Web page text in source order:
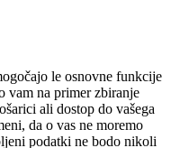
le osnovne funkcije
vam na primer zbiranje
ali dostop do vašega
da o vas ne moremo
podatki ne bodo nikoli